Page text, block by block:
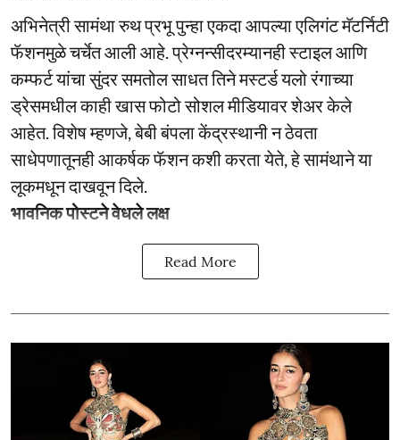
अभिनेत्री सामंथा रुथ प्रभू पुन्हा एकदा आपल्या एलिगंट मॅटर्निटी
फॅशनमुळे चर्चेत आली आहे. प्रेग्नन्सीदरम्यानही स्टाइल आणि
कम्फर्ट यांचा सुंदर समतोल साधत तिने मस्टर्ड यलो रंगाच्या
ड्रेसमधील काही खास फोटो सोशल मीडियावर शेअर केले
आहेत. विशेष म्हणजे, बेबी बंपला केंद्रस्थानी न ठेवता
साधेपणातूनही आकर्षक फॅशन कशी करता येते, हे सामंथाने या
लूकमधून दाखवून दिले.
भावनिक पोस्टने वेधले लक्ष
Read More